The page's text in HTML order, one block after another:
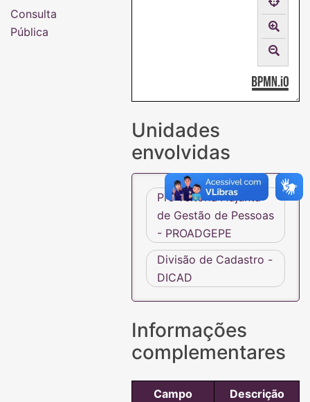
Unidades
envolvidas
Pró-reitoria Adjunta
de Gestão de Pessoas
- PROADGEPE
Divisão de Cadastro -
DICAD
Informações
complementares
Campo
Descrição
Consulta
Pública